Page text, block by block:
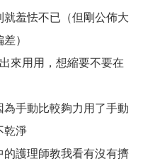
羞怯不已（但剛公佈大
）
來用用，想縮要不要在
手動比較夠力用了手動
乾淨
護理師教我看有沒有擠